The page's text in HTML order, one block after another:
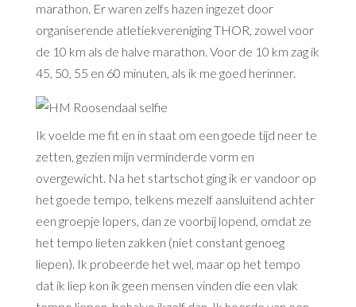
marathon. Er waren zelfs hazen ingezet door
organiserende atletiekvereniging THOR, zowel voor
de 10 km als de halve marathon. Voor de 10 km zag ik
45, 50, 55 en 60 minuten, als ik me goed herinner.
Ik voelde me fit en in staat om een goede tijd neer te
zetten, gezien mijn verminderde vorm en
overgewicht. Na het startschot ging ik er vandoor op
het goede tempo, telkens mezelf aansluitend achter
een groepje lopers, dan ze voorbij lopend, omdat ze
het tempo lieten zakken (niet constant genoeg
liepen). Ik probeerde het wel, maar op het tempo
dat ik liep kon ik geen mensen vinden die een vlak